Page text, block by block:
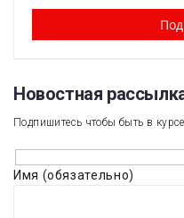
Новостная
Подпишитесь чтобы быть в
Имя (обязательно)